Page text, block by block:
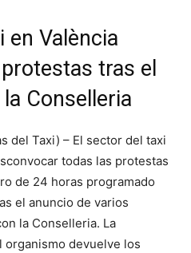
en València
tras el
Conselleria
del Taxi) – El sector del taxi
todas las protestas
de 24 horas programado
el anuncio de varios
la Conselleria. La
devuelve los